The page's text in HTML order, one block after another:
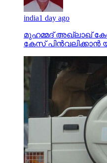
india1 day ago
മുഹമ്മദ് അഖ്‌ലാഖ്
കേസ് പിന്‍വലിക്കാന്‍